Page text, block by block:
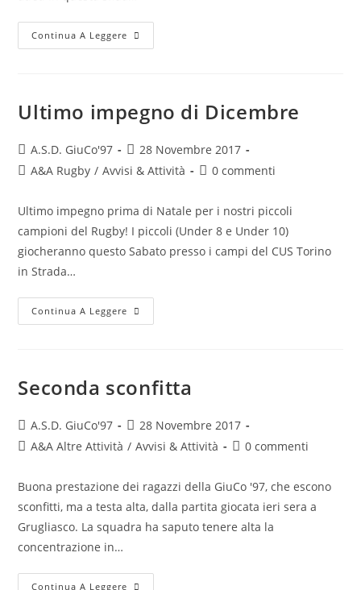
Continua A Leggere
Ultimo impegno di Dicembre
A.S.D. GiuCo'97
28 Novembre 2017
A&A Rugby / Avvisi & Attività 0 commenti
Ultimo impegno prima di Natale per i nostri piccoli
campioni del Rugby! I piccoli (Under 8 e Under 10)
giocheranno questo Sabato presso i campi del CUS Torino
in Strada…
Continua A Leggere
Seconda sconfitta
A.S.D. GiuCo'97
28 Novembre 2017
A&A Altre Attività / Avvisi & Attività 0 commenti
Buona prestazione dei ragazzi della GiuCo '97, che escono
sconfitti, ma a testa alta, dalla partita giocata ieri sera a
Grugliasco. La squadra ha saputo tenere alta la
concentrazione in…
Continua A Leggere